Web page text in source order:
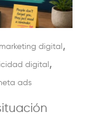
digital ,
digital ,
ads